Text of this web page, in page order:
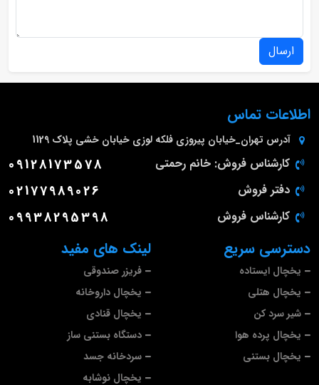
ارسال
لینک های مفید
فریزر صندوقی
یخچال داروخانه
یخچال قنادی
دستگاه بستنی ساز
سردخانه جسد
یخچال نوشابه
دسترسی سریع
یخچال ایستاده
یخچال هتلی
شیر سرد کن
یخچال پرده هوا
یخچال بستنی
اطلاعات تماس
آدرس تهران_خیابان پیروزی فلکه لوزی خیابان خشی پلاک 1129
کارشناس فروش: خانم رحمتی 09128173578
دفتر فروش 02177989026
کارشناس فروش 09938295398